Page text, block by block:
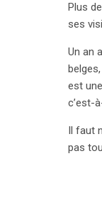
Plus
ses
Un an
est
c’est-
Il faut
pas